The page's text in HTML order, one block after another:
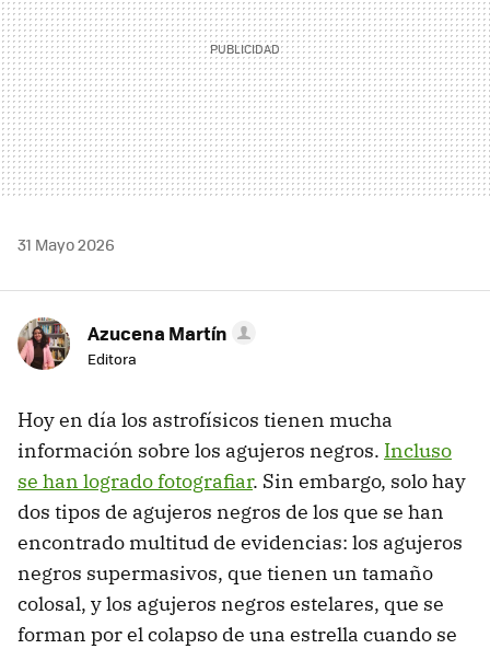
31 Mayo 2026
Azucena Martín
Editora
Hoy en día los astrofísicos tienen mucha
información sobre los agujeros negros. Incluso
se han logrado fotografiar. Sin embargo, solo hay
dos tipos de agujeros negros de los que se han
encontrado multitud de evidencias: los agujeros
negros supermasivos, que tienen un tamaño
colosal, y los agujeros negros estelares, que se
forman por el colapso de una estrella cuando se